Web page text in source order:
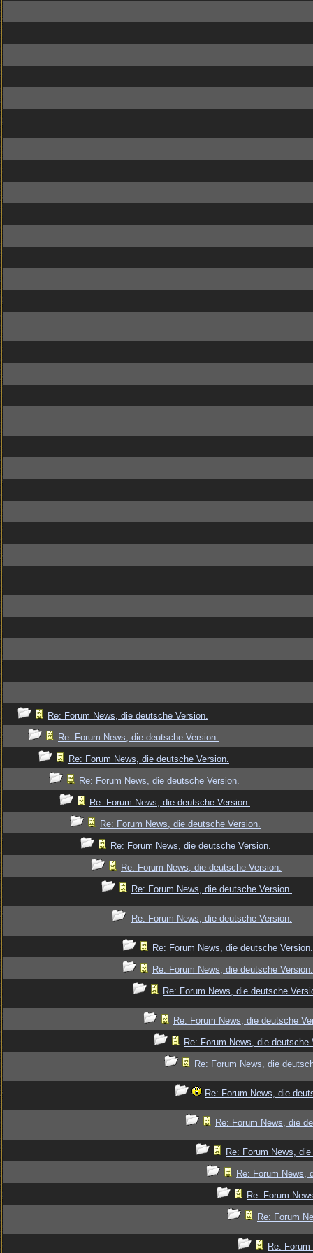
Re: Forum News, die deutsche Version.
Re: Forum News, die deutsche Version.
Re: Forum News, die deutsche Version.
Re: Forum News, die deutsche Version.
Re: Forum News, die deutsche Version.
Re: Forum News, die deutsche Version.
Re: Forum News, die deutsche Version.
Re: Forum News, die deutsche Version.
Re: Forum News, die deutsche Version.
Re: Forum News, die deutsche Version.
Re: Forum News, die deutsche Version.
Re: Forum News, die deutsche Version.
Re: Forum News, die deutsche
Re: Forum News, die deutsche
Re: Forum News, die deutsche
Re: Forum News, die
Re: Forum News, die
Re: Forum News, die
Re: Forum News,
Re: Forum News,
Re: Forum
Re: Forum
Re: